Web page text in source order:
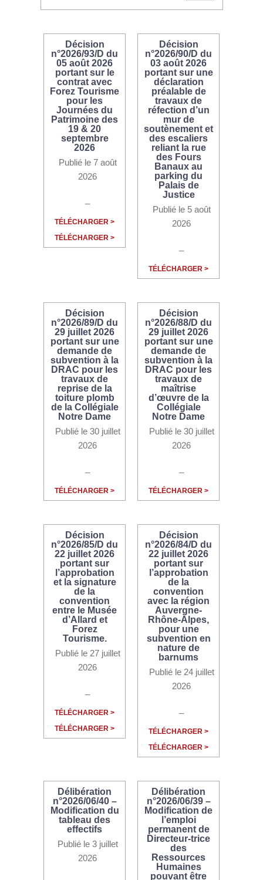
Décision
n°2026/93/D du
05 août 2026
portant sur le
contrat avec
Forez Tourisme
pour les
Journées du
Patrimoine des
19 & 20
septembre
2026
Publié le 7 août
2026
TÉLÉCHARGER >
TÉLÉCHARGER >
Décision
n°2026/90/D du
03 août 2026
portant sur une
déclaration
préalable de
travaux de
réfection d’un
mur de
soutènement et
des escaliers
reliant la rue
des Fours
Banaux au
parking du
Palais de
Justice
Publié le 5 août
2026
TÉLÉCHARGER >
Décision
n°2026/89/D du
29 juillet 2026
portant sur une
demande de
subvention à la
DRAC pour les
travaux de
reprise de la
toiture plomb
de la Collégiale
Notre Dame
Publié le 30 juillet
2026
TÉLÉCHARGER >
Décision
n°2026/88/D du
29 juillet 2026
portant sur une
demande de
subvention à la
DRAC pour les
travaux de
maîtrise
d’œuvre de la
Collégiale
Notre Dame
Publié le 30 juillet
2026
TÉLÉCHARGER >
Décision
n°2026/85/D du
22 juillet 2026
portant sur
l’approbation
et la signature
de la
convention
entre le Musée
d’Allard et
Forez
Tourisme.
Publié le 27 juillet
2026
TÉLÉCHARGER >
TÉLÉCHARGER >
Décision
n°2026/84/D du
22 juillet 2026
portant sur
l’approbation
de la
convention
avec la région
Auvergne-
Rhône-Alpes,
pour une
subvention en
nature de
barnums
Publié le 24 juillet
2026
TÉLÉCHARGER >
TÉLÉCHARGER >
Délibération
n°2026/06/40 –
Modification du
tableau des
effectifs
Publié le 3 juillet
2026
Délibération
n°2026/06/39 –
Modification de
l’emploi
permanent de
Directeur-trice
des
Ressources
Humaines
pouvant être